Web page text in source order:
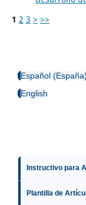
1 2 3 > >>
Español (España)
English
Instructivo para
Plantilla de